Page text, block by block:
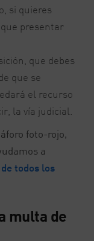
si quieres
presentar
que debes
que se
el recurso
la vía judicial.
foto-rojo,
a
todos los
multa de